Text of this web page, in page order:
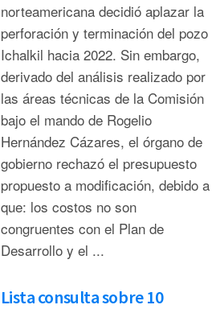
norteamericana decidió aplazar la
perforación y terminación del pozo
Ichalkil hacia 2022. Sin embargo,
derivado del análisis realizado por
las áreas técnicas de la Comisión
bajo el mando de Rogelio
Hernández Cázares, el órgano de
gobierno rechazó el presupuesto
propuesto a modificación, debido a
que: los costos no son
congruentes con el Plan de
Desarrollo y el ...
Lista consulta sobre 10